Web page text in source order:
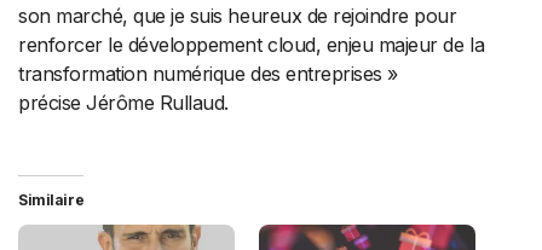
son marché, que je suis heureux de rejoindre pour
renforcer le développement cloud, enjeu majeur de la
transformation numérique des entreprises »
précise Jérôme Rullaud.
Similaire